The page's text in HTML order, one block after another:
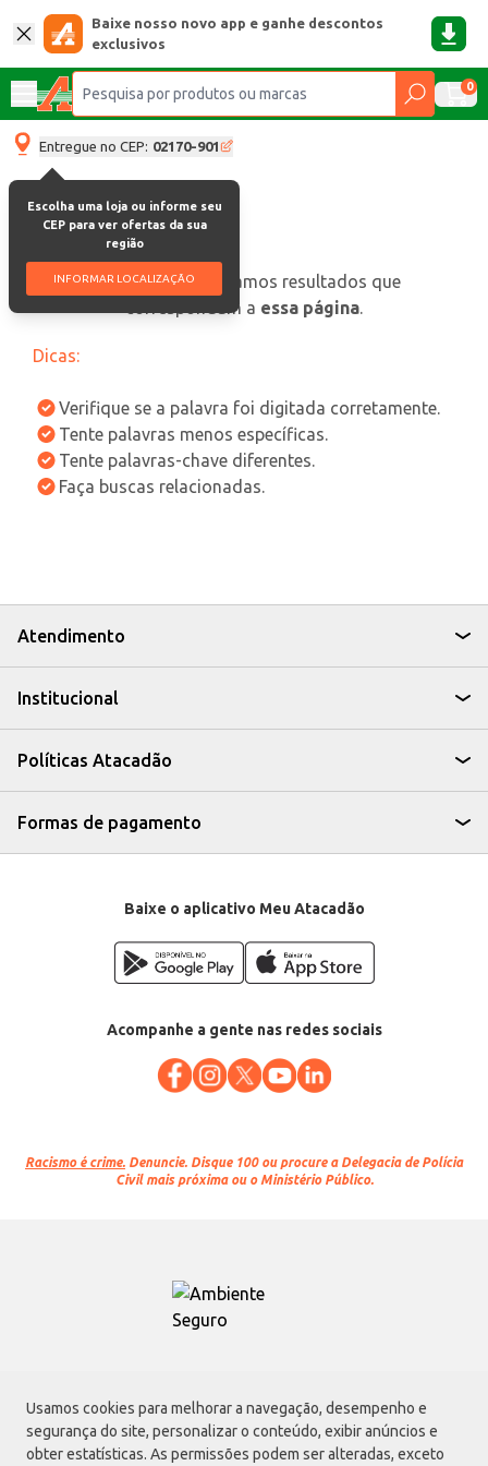
Usamos cookies para melhorar a navegação, desempenho e
segurança do site, personalizar o conteúdo, exibir anúncios e
obter estatísticas. As permissões podem ser alteradas, exceto
Baixe nosso novo app e ganhe descontos
exclusivos
0
Entregue no CEP: 02170-901
Escolha uma loja ou informe seu
CEP para ver ofertas da sua
região
INFORMAR LOCALIZAÇÃO
oops, não encontramos resultados que
correspondam a essa página.
Dicas:
Verifique se a palavra foi digitada corretamente.
Tente palavras menos específicas.
Tente palavras-chave diferentes.
Faça buscas relacionadas.
Atendimento
Institucional
Políticas Atacadão
Formas de pagamento
Baixe o aplicativo Meu Atacadão
Acompanhe a gente nas redes sociais
Racismo é crime. Denuncie. Disque 100 ou procure a Delegacia de Polícia
Civil mais próxima ou o Ministério Público.
Atacadão S.A.
Avenida Morvan Dias de Figueiredo, 6169, Vila Maria, São Paulo - SP | CEP
02170-901 | CNPJ: 75.315.333/0001-09